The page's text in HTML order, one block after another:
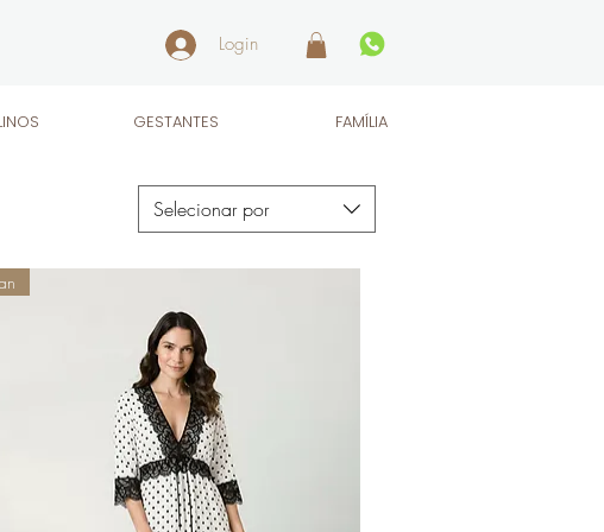
Login
GESTANTES FAMÍLIA
Selecionar por